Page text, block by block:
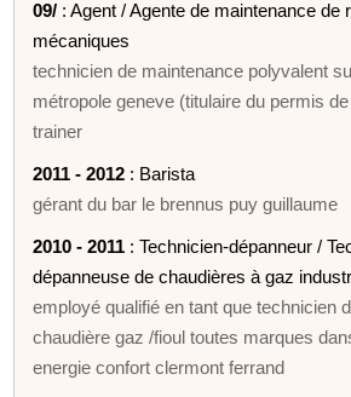
09/ : Agent / Agente de maintenance de
mécaniques
technicien de maintenance polyvalent
métropole geneve (titulaire du permis
trainer
2011 - 2012 : Barista
gérant du bar le brennus puy guillaume
2010 - 2011 : Technicien-dépanneur /
dépanneuse de chaudières à gaz
employé qualifié en tant que technicien
chaudière gaz /fioul toutes marques
energie confort clermont ferrand